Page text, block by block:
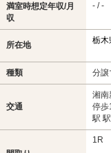
満室時想定年収/月
収
- / -
所在地 栃木
種類 分譲
交通
湘南
停歩
駅
1R